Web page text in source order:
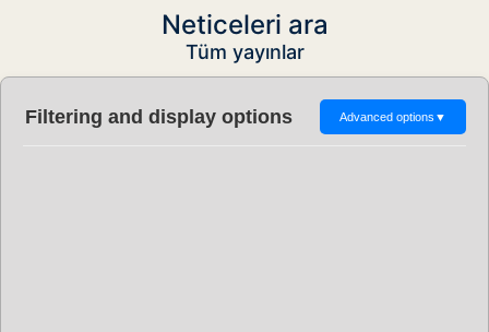
Neticeleri ara
Tüm yayınlar
Filtering and display options Advanced options ▼